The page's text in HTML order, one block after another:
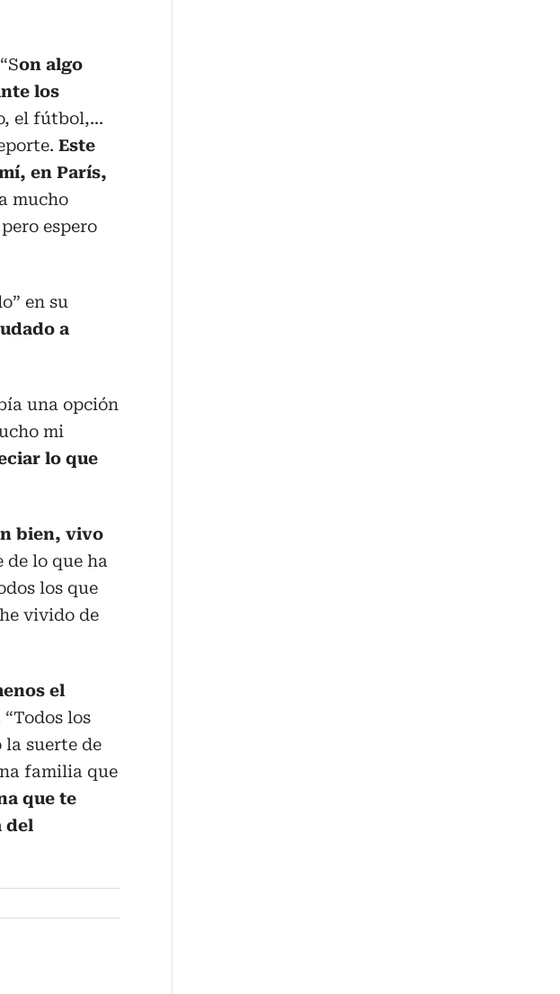
on algo
los
el fútbol,...
Este
en París,
mucho
espero
en su
a
una opción
mi
lo que
bien, vivo
de lo que ha
los que
vivido de
el
“Todos los
la suerte de
familia que
que te
del